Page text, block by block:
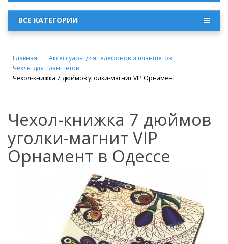
ВСЕ КАТЕГОРИИ
Главная
Аксессуары для телефонов и планшетов
Чехлы для планшетов
Чехол-книжка 7 дюймов уголки-магнит VIP Орнамент
Чехол-книжка 7 дюймов
уголки-магнит VIP
Орнамент в Одессе